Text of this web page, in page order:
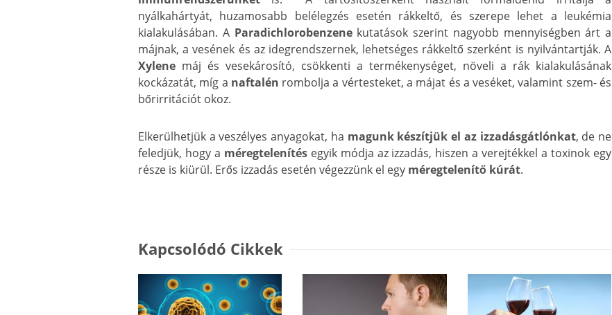
nyálkahártyát, huzamosabb belélegzés esetén rákkeltő, és szerepe lehet a leukémia
kialakulásában. A Paradichlorobenzenekutatások szerint nagyobb mennyiségben árt a
májnak, a vesének és az idegrendszernek, lehetséges rákkeltő szerként is nyilvántartják. A
Xylene máj és vesekárosító, csökkenti a termékenységet, növeli a rák kialakulásának
kockázatát, míg a naftalén rombolja a vértesteket, a májat és a veséket, valamint szem- és
bőrirritációt okoz.
Elkerülhetjük a veszélyes anyagokat, ha magunk készítjük el az izzadásgátlónkat, de ne
feledjük, hogy a méregtelenítésegyik módja az izzadás, hiszen a verejtékkel a toxinok egy
része is kiürül. Erős izzadás esetén végezzünk el egy méregtelenítő kúrát.
Kapcsolódó Cikkek